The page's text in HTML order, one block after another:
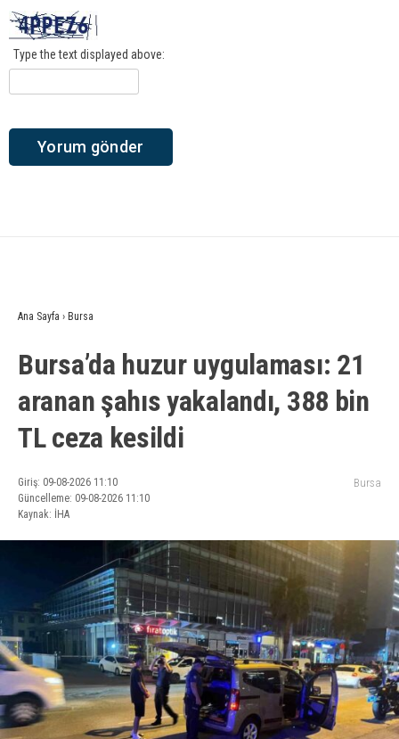
Type the text displayed above:
Ana Sayfa › Bursa
Bursa’da huzur uygulaması: 21
aranan şahıs yakalandı, 388 bin
TL ceza kesildi
Giriş: 09-08-2026 11:10
Güncelleme: 09-08-2026 11:10
Kaynak: İHA
Bursa